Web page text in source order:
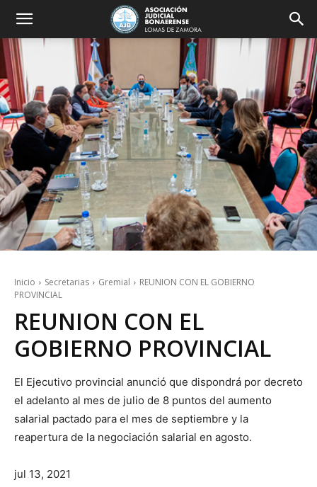
Inicio Secretarias Gremial
REUNION CON EL GOBIERNO
PROVINCIAL
REUNION CON EL
GOBIERNO PROVINCIAL
El Ejecutivo provincial anunció que dispondrá por decreto
el adelanto al mes de julio de 8 puntos del aumento
salarial pactado para el mes de septiembre y la
reapertura de la negociación salarial en agosto.
jul 13, 2021